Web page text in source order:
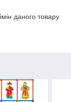
даного товару